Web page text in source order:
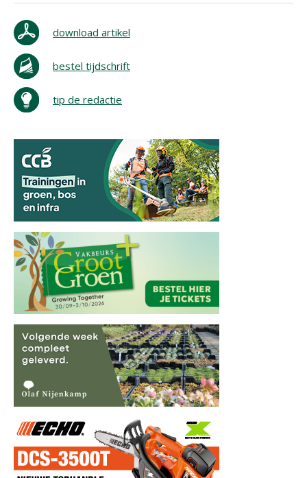
download artikel
bestel tijdschrift
tip de redactie